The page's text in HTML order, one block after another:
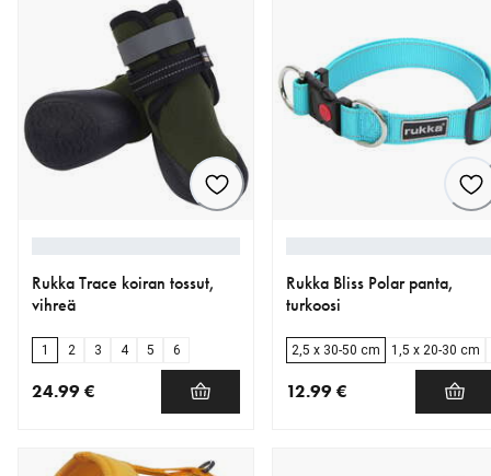
Rukka Trace koiran tossut,
vihreä
1 2 3 4 5 6
24.99 €
Rukka Bliss Polar panta,
turkoosi
2,5 x 30-50 cm 1,5 x 20-30 cm
12.99 €